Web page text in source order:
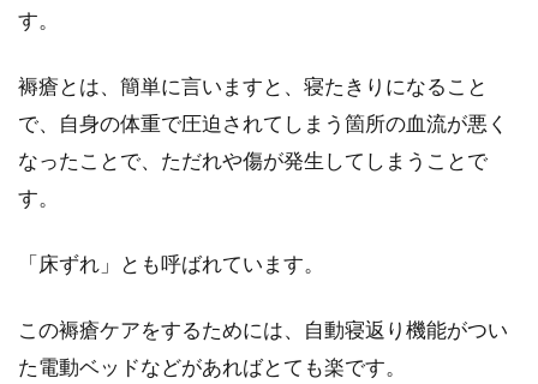
どを置いてインテリアを充実させると、思った
スできるネイビーはいかが
「なかなか寝付けないな」と感じている方は、
毎日使っている寝具の色をネイビーに変えてて
はいかがでしょう...
す。
褥瘡とは、簡単に言いますと、寝たきりになること
で、自身の体重で圧迫されてしまう箇所の血流が悪く
なったことで、ただれや傷が発生してしまうことで
す。
「床ずれ」とも呼ばれています。
この褥瘡ケアをするためには、自動寝返り機能がつい
た電動ベッドなどがあればとても楽です。